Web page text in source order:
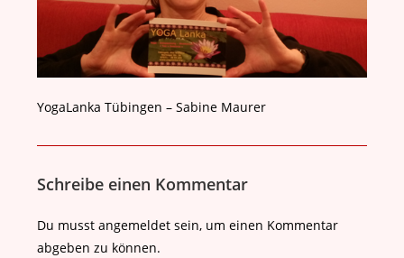
YogaLanka Tübingen – Sabine Maurer
Schreibe einen Kommentar
Du musstangemeldet sein, um einen Kommentar
abgeben zu können.